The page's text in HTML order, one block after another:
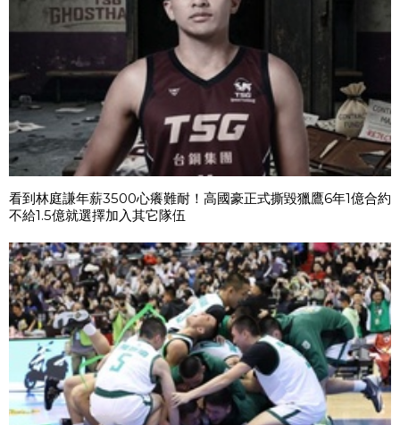
看到林庭謙年薪3500心癢難耐！高國豪正式撕毀獵鷹6年1億合約
不給1.5億就選擇加入其它隊伍